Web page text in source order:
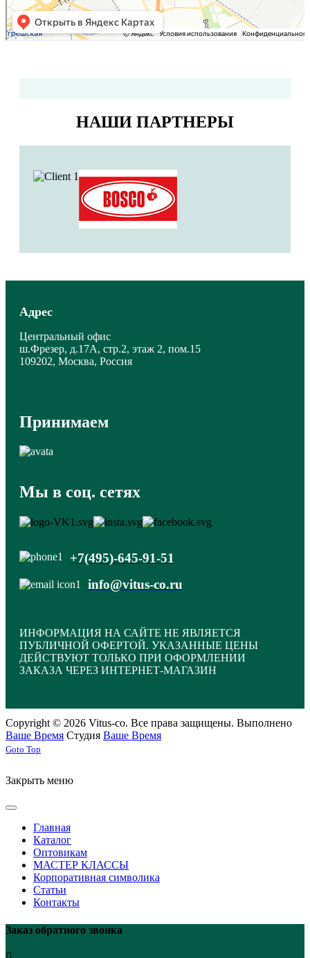
НАШИ ПАРТНЕРЫ
Адрес
Центральный офис
ш.Фрезер, д.17А, стр.2, этаж 2, пом.15
109202, Москва, Россия
Принимаем
Мы в соц. сетях
+7(495)-645-91-51
info@vitus-co.ru
ИНФОРМАЦИЯ НА САЙТЕ НЕ ЯВЛЯЕТСЯ
ПУБЛИЧНОЙ ОФЕРТОЙ. УКАЗАННЫЕ ЦЕНЫ
ДЕЙСТВУЮТ ТОЛЬКО ПРИ ОФОРМЛЕНИИ
ЗАКАЗА ЧЕРЕЗ ИНТЕРНЕТ-МАГАЗИН
Copyright © 2026 Vitus-co. Все права защищены. Выполнено
Ваше Время Студия Ваше Время
Joomla! 3 Templates
Goto Top
Закрыть меню
Главная
Каталог
Оптовикам
МАСТЕР КЛАССЫ
Корпоративная символика
Статьи
Контакты
Заказ обратного звонка